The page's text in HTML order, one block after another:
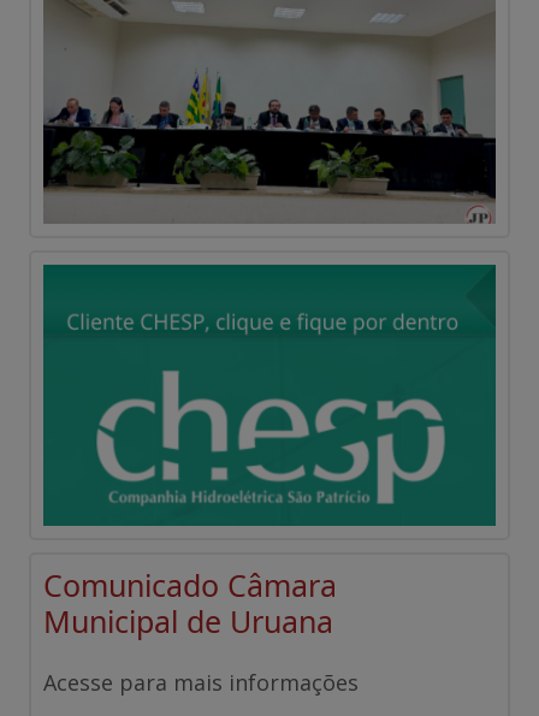
Comunicado Câmara
Municipal de Uruana
Acesse para mais informações